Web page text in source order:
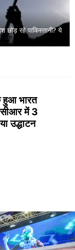
पाकिस्तानी? ये
भारत
में 3
उद्धाटन